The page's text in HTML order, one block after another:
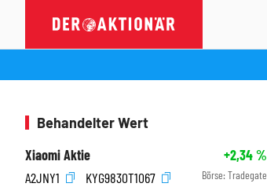
Behandelter Wert
Xiaomi Aktie
+2,34%
A2JNY1
KYG9830T1067 Börse: Tradegate